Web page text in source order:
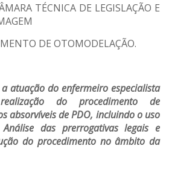
TÉCNICA DE LEGISLAÇÃO E
DE OTOMODELAÇÃO.
atuação do enfermeiro especialista
do procedimento de
absorvíveis de PDO, incluindo o uso
das prerrogativas legais e
do procedimento no âmbito da